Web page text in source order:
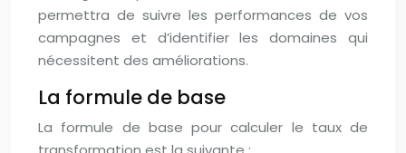
permettra de suivre les performances de vos
campagnes et d’identifier les domaines qui
nécessitent des améliorations.
La formule de base
La formule de base pour calculer le taux de